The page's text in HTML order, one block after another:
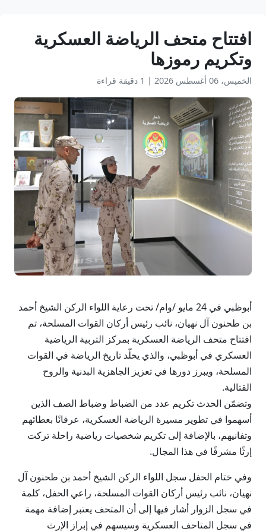
افتتاح متحف الرياضة العسكرية
وتكريم رموزها
الخميس، 06 أغسطس 2026 | 1 دقيقة قراءة
أبوظبي في 24 مايو /وام/ تحت رعاية اللواء الركن الشيخ أحمد
بن طحنون آل نهيان، نائب رئيس أركان القوات المسلحة، تم
افتتاح متحف الرياضة العسكرية بمركز التربية الرياضية
العسكري في أبوظبي، والذي يخلّد تاريخ الرياضة في القوات
المسلحة، ويبرز دورها في تعزيز الجاهزية البدنية والروح
القتالية.
وتضمّن الحدث تكريم عدد من الضباط وضباط الصف الذين
أسهموا في تطوير مسيرة الرياضة العسكرية، عرفانًا بعطائهم
وتفانيهم، بالإضافة إلى تكريم شخصيات رياضية راحلة تركت
إرثًا مشرفًا في هذا المجال.
وفي ختام الحفل سجل اللواء الركن الشيخ أحمد بن طحنون آل
نهيان، نائب رئيس أركان القوات المسلحة، راعي الحفل، كلمة
في سجل الزوار أشار فيها إلى أن المتحف يعتبر إضافة مهمة
في سجل المتاحف العسكرية وسيسهم في إبراز الإرث